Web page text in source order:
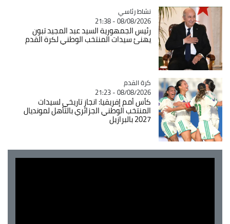
Catégorie
نشاط رئاسي
08/08/2026 - 21:38
رئيس الجمهورية السيد عبد المجيد تبون
يهنئ سيدات المنتخب الوطني لكرة القدم
Catégorie
كرة القدم
08/08/2026 - 21:23
كأس أمم إفريقيا: انجاز تاريخي لسيدات
المنتخب الوطني الجزائري بالتأهل لمونديال
2027 بالبرازيل